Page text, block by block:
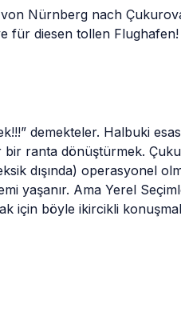
Nürnberg nach
für diesen tollen Flughafen!
demekteler. Halbuki
bir ranta dönüştürmek.
dışında) operasyonel
yaşanır. Ama Yerel
için böyle ikircikli